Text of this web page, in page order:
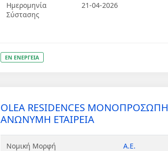
Ημερομηνία
Σύστασης
21-04-2026
ΕΝ ΕΝΕΡΓΕΙΑ
OLEA RESIDENCES ΜΟΝΟΠΡΟΣΩΠΗ
ΑΝΩΝΥΜΗ ΕΤΑΙΡΕΙΑ
Νομική Μορφή Α.Ε.